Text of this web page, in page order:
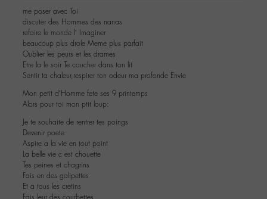
me poser avec Toi
discuter des Hommes des nanas
refaire le monde l’ Imaginer
beaucoup plus drole Meme plus parfait
Oublier les peurs et les drames
Etre la le soir Te coucher dans ton lit
Sentir ta chaleur,respirer ton odeur ma profonde Envie
Mon petit d’Homme fete ses 9 printemps
Alors pour toi mon ptit loup:
Je te souhaite de rentrer tes poings
Devenir poete
Aspire a la vie en tout point
La belle vie c est chouette
Tes peines et chagrins
Fais en des galipettes
Et a tous les cretins